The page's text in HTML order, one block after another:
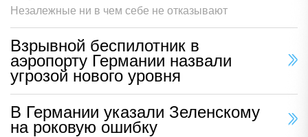
Незалежные ни в чем себе не отказывают
Взрывной беспилотник в
аэропорту Германии назвали
угрозой нового уровня
В Германии указали Зеленскому
на роковую ошибку